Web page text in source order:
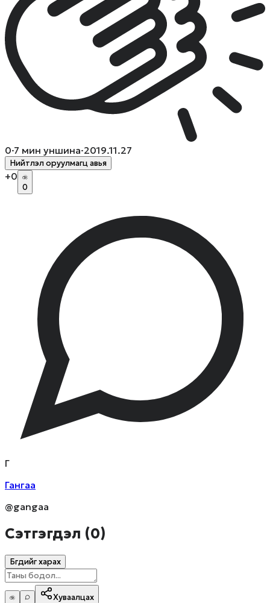
0·7 мин уншина·2019.11.27
Нийтлэл оруулмагц авья
+0
0
Г
Гангаа
@gangaa
Сэтгэгдэл (0)
Бүгдийг харах
Хуваалцах